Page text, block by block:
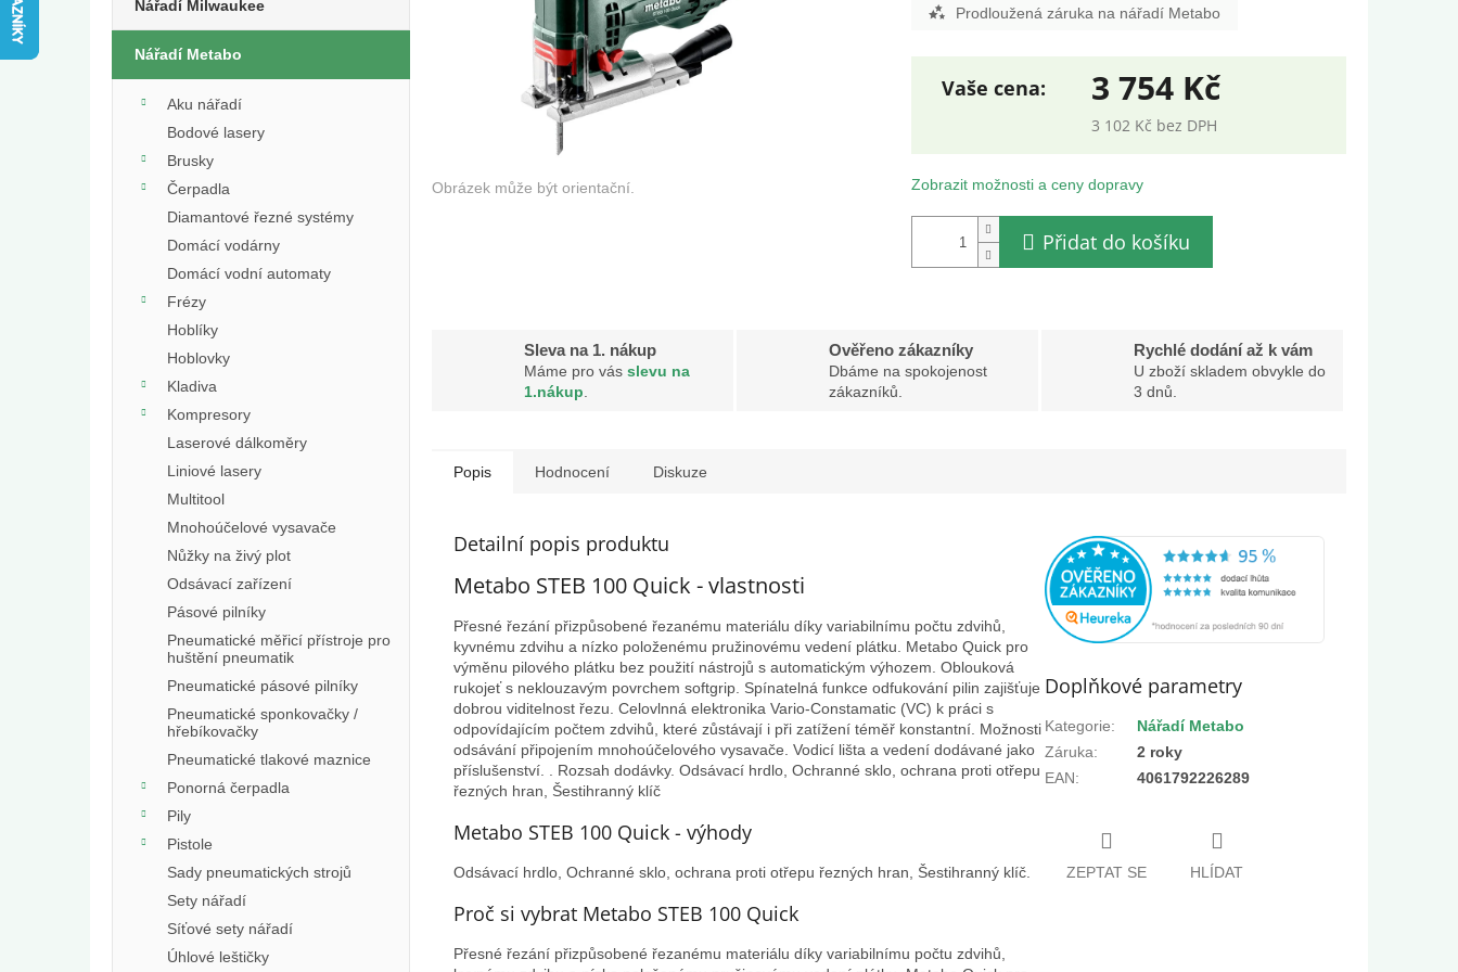
Nářadí Milwaukee
Nářadí Metabo
Aku nářadí
Bodové lasery
Brusky
Čerpadla
Diamantové řezné systémy
Domácí vodárny
Domácí vodní automaty
Frézy
Hoblíky
Hoblovky
Kladiva
Kompresory
Laserové dálkoměry
Liniové lasery
Multitool
Mnohoúčelové vysavače
Nůžky na živý plot
Odsávací zařízení
Pásové pilníky
Pneumatické měřicí přístroje pro
huštění pneumatik
Pneumatické pásové pilníky
Pneumatické sponkovačky /
hřebíkovačky
Pneumatické tlakové maznice
Ponorná čerpadla
Pily
Pistole
Sady pneumatických strojů
Sety nářadí
Síťové sety nářadí
Úhlové leštičky
Prodloužená záruka na nářadí Metabo
3 754 Kč
3 102 Kč bez DPH
cena:
Zobrazit možnosti a ceny dopravy
Přidat do košíku
Sleva na 1. nákup
Máme pro vás slevu na
1.nákup
Ověřeno zákazníky
Dbáme na spokojenost
zákazníků.
Rychlé dodání až k vám
U zboží skladem obvykle do
3 dnů.
Popis Hodnocení Diskuze
Detailní popis produktu
Metabo STEB 100 Quick - vlastnosti
Přesné řezání přizpůsobené řezanému materiálu díky variabilnímu počtu zdvihů,
kyvnému zdvihu a nízko položenému pružinovému vedení plátku. Metabo Quick pro
výměnu pilového plátku bez použití nástrojů s automatickým výhozem. Oblouková
rukojeť s neklouzavým povrchem softgrip. Spínatelná funkce odfukování pilin zajišťuje
dobrou viditelnost řezu. Celovlnná elektronika Vario-Constamatic (VC) k práci s
odpovídajícím počtem zdvihů, které zůstávají i při zatížení téměř konstantní. Možnosti
odsávání připojením mnohoúčelového vysavače. Vodicí lišta a vedení dodávané jako
příslušenství. . Rozsah dodávky. Odsávací hrdlo, Ochranné sklo, ochrana proti otřepu
řezných hran, Šestihranný klíč
Metabo STEB 100 Quick - výhody
Odsávací hrdlo, Ochranné sklo, ochrana proti otřepu řezných hran, Šestihranný klíč.
Proč si vybrat Metabo STEB 100 Quick
Přesné řezání přizpůsobené řezanému materiálu díky variabilnímu počtu zdvihů,
Doplňkové parametry
Kategorie:
Nářadí Metabo
Záruka:
2 roky
EAN: 4061792226289
ZEPTAT SE HLÍDAT